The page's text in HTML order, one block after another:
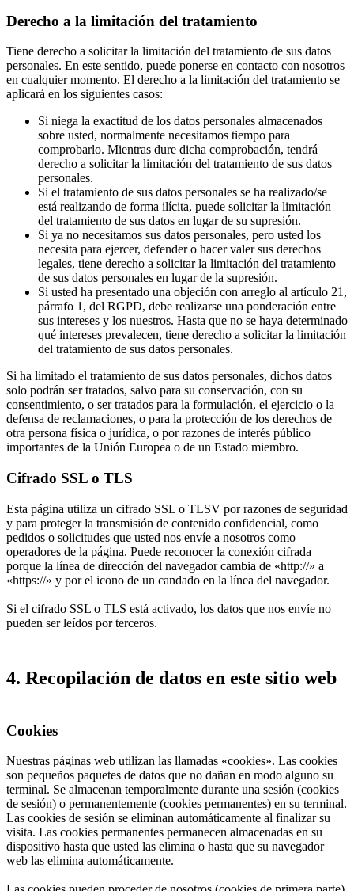
Derecho a la limitación del tratamiento
Tiene derecho a solicitar la limitación del tratamiento de sus datos
personales. En este sentido, puede ponerse en contacto con nosotros
en cualquier momento. El derecho a la limitación del tratamiento se
aplicará en los siguientes casos:
Si niega la exactitud de los datos personales almacenados
sobre usted, normalmente necesitamos tiempo para
comprobarlo. Mientras dure dicha comprobación, tendrá
derecho a solicitar la limitación del tratamiento de sus datos
personales.
Si el tratamiento de sus datos personales se ha realizado/se
está realizando de forma ilícita, puede solicitar la limitación
del tratamiento de sus datos en lugar de su supresión.
Si ya no necesitamos sus datos personales, pero usted los
necesita para ejercer, defender o hacer valer sus derechos
legales, tiene derecho a solicitar la limitación del tratamiento
de sus datos personales en lugar de la supresión.
Si usted ha presentado una objeción con arreglo al artículo 21,
párrafo 1, del RGPD, debe realizarse una ponderación entre
sus intereses y los nuestros. Hasta que no se haya determinado
qué intereses prevalecen, tiene derecho a solicitar la limitación
del tratamiento de sus datos personales.
Si ha limitado el tratamiento de sus datos personales, dichos datos
solo podrán ser tratados, salvo para su conservación, con su
consentimiento, o ser tratados para la formulación, el ejercicio o la
defensa de reclamaciones, o para la protección de los derechos de
otra persona física o jurídica, o por razones de interés público
importantes de la Unión Europea o de un Estado miembro.
Cifrado SSL o TLS
Esta página utiliza un cifrado SSL o TLSV por razones de seguridad
y para proteger la transmisión de contenido confidencial, como
pedidos o solicitudes que usted nos envíe a nosotros como
operadores de la página. Puede reconocer la conexión cifrada
porque la línea de dirección del navegador cambia de «http://» a
«https://» y por el icono de un candado en la línea del navegador.
Si el cifrado SSL o TLS está activado, los datos que nos envíe no
pueden ser leídos por terceros.
4. Recopilación de datos en este sitio web
Cookies
Nuestras páginas web utilizan las llamadas «cookies». Las cookies
son pequeños paquetes de datos que no dañan en modo alguno su
terminal. Se almacenan temporalmente durante una sesión (cookies
de sesión) o permanentemente (cookies permanentes) en su terminal.
Las cookies de sesión se eliminan automáticamente al finalizar su
visita. Las cookies permanentes permanecen almacenadas en su
dispositivo hasta que usted las elimina o hasta que su navegador
web las elimina automáticamente.